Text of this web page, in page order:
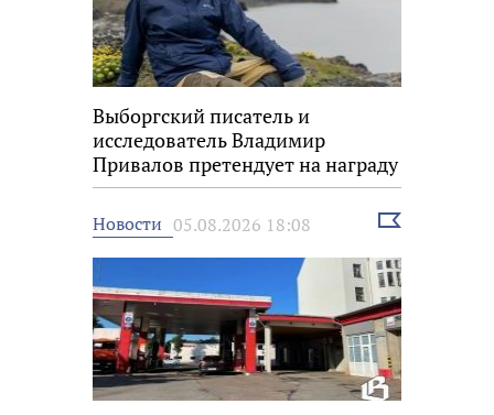
Выборгский писатель и
исследователь Владимир
Привалов претендует на награду
«Знание.Премия»
Новости 05.08.2026 18:08
Выбрать